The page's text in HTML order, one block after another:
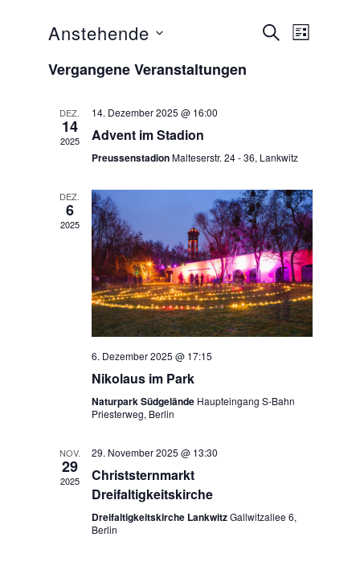
SUCHE
LISTE
Anstehende
wählen.
Vergangene Veranstaltungen
DEZ.
14
2025
14. Dezember 2025 @ 16:00
Advent im Stadion
PreussenstadionMalteserstr. 24 - 36, Lankwitz
DEZ.
6
2025
6. Dezember 2025 @ 17:15
Nikolaus im Park
Naturpark Südgelände Haupteingang S-Bahn
Priesterweg, Berlin
NOV.
29
2025
29. November 2025 @ 13:30
Christsternmarkt
Dreifaltigkeitskirche
Dreifaltigkeitskirche LankwitzGallwitzallee 6,
Berlin